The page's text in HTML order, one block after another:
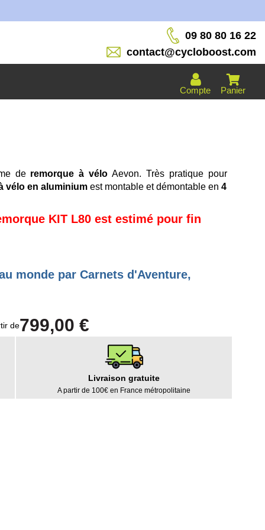
09 80 80 16 22
contact@cycloboost.com
Panier
Compte
de remorque à vélo Aevon. Très pratique pour
vélo en aluminium est montable et démontable en4
KIT L80 est estimé pour fin
monde par Carnets d'Aventure,
de799,00 €
Livraison gratuite
A partir de 100€ en France métropolitaine